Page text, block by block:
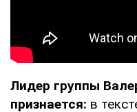
Лидер группы
признается: в